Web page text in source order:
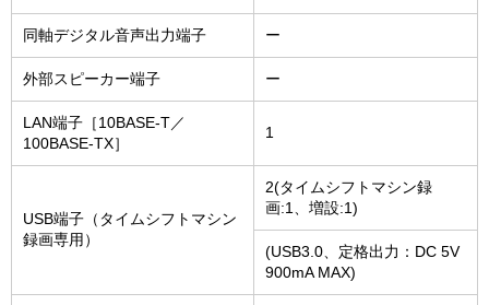
同軸デジタル音声出力端子 ー
外部スピーカー端子 ー
LAN端子［10BASE-T／
100BASE-TX］
1
USB端子（タイムシフトマシン
録画専用）
2(タイムシフトマシン録
画:1、増設:1)
(USB3.0、定格出力：DC 5V
900mA MAX)